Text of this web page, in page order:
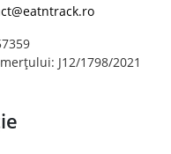
J12/1798/2021